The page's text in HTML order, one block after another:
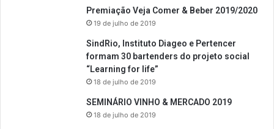
Premiação Veja Comer & Beber 2019/2020
19 de julho de 2019
SindRio, Instituto Diageo e Pertencer
formam 30 bartenders do projeto social
“Learning for life”
18 de julho de 2019
SEMINÁRIO VINHO & MERCADO 2019
18 de julho de 2019